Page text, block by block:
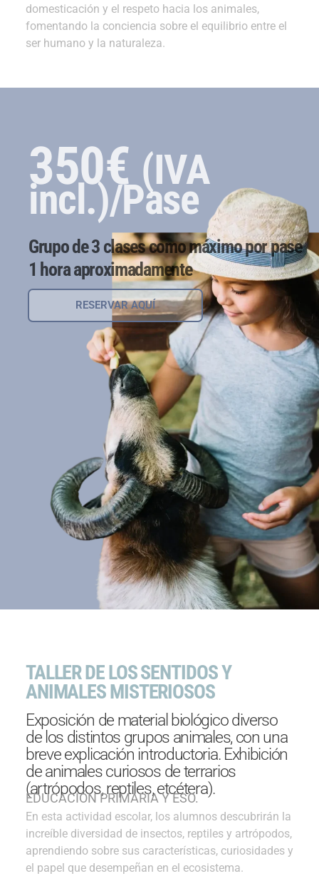
domesticación y el respeto hacia los animales,
fomentando la conciencia sobre el equilibrio entre el
ser humano y la naturaleza.
350€ (IVA
incl.)/Pase
Grupo de 3 clases como máximo por pase
1 hora aproximadamente
RESERVAR AQUÍ
TALLER DE LOS SENTIDOS Y
ANIMALES MISTERIOSOS
Exposición de material biológico diverso
de los distintos grupos animales, con una
breve explicación introductoria. Exhibición
de animales curiosos de terrarios
(artrópodos, reptiles, etcétera).
EDUCACIÓN PRIMARIA Y ESO.
En esta actividad escolar, los alumnos descubrirán la
increíble diversidad de insectos, reptiles y artrópodos,
aprendiendo sobre sus características, curiosidades y
el papel que desempeñan en el ecosistema.